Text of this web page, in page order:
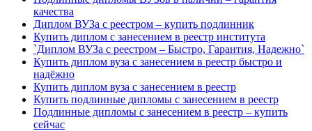
качества
Диплом ВУЗа с реестром – купить подлинник
Купить диплом с занесением в реестр института
`Диплом ВУЗа с реестром – Быстро, Гарантия, Надежно`
Купить диплом вуза с занесением в реестр быстро и
надёжно
Купить диплом вуза с занесением в реестр
Купить подлинные дипломы с занесением в реестр
Подлинные дипломы с занесением в реестр – купить
сейчас